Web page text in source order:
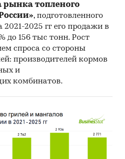
рынка топленого
, подготовленного
2021-2025 гг его продажи в
до 156 тыс тонн. Рост
спроса со стороны
производителей кормов
и
комбинатов.